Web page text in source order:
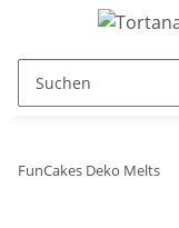
FunCakes Deko Melts